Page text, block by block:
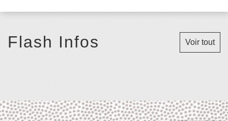
Flash Infos Voir tout